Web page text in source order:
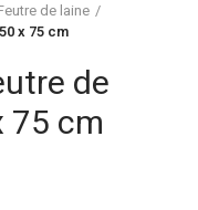
de laine
x 75 cm
de
75 cm